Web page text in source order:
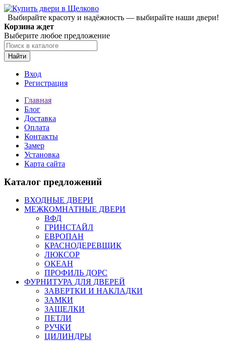
Выбирайте красоту и надёжность — выбирайте наши двери!
Корзина ждет
Выберите любое предложение
Найти
Вход
Регистрация
Главная
Блог
Доставка
Оплата
Контакты
Замер
Установка
Карта сайта
Каталог предложений
ВХОДНЫЕ ДВЕРИ
МЕЖКОМНАТНЫЕ ДВЕРИ
ВФД
ГРИНСТАЙЛ
ЕВРОПАН
КРАСНОДЕРЕВЩИК
ЛЮКСОР
ОКЕАН
ПРОФИЛЬ ДОРС
ФУРНИТУРА ДЛЯ ДВЕРЕЙ
ЗАВЕРТКИ И НАКЛАДКИ
ЗАМКИ
ЗАЩЕЛКИ
ПЕТЛИ
РУЧКИ
ЦИЛИНДРЫ